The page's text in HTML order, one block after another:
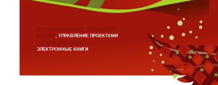
ИНФОРМАЦИОННЫЕ ТЕХНОЛОГИИ
БИЗНЕС, УПРАВЛЕНИЕ ПРОЕКТАМИ
АНГЛИЙСКИЙ ЯЗЫК
ЭЛЕКТРОННЫЕ КНИГИ